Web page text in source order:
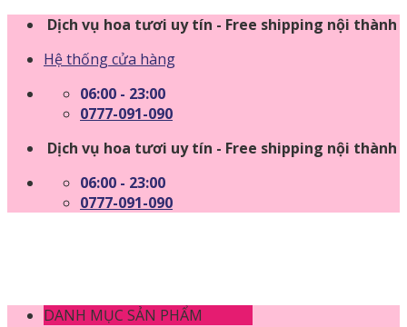
Skip
content
Dịch vụ hoa tươi uy tín - Free shipping nội thành
Hệ thống cửa hàng
06:00 - 23:00
0777-091-090
Dịch vụ hoa tươi uy tín - Free shipping nội thành
06:00 - 23:00
0777-091-090
DANH MỤC SẢN PHẨM